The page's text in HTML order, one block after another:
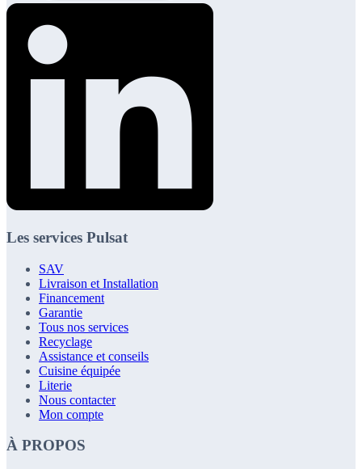
Les services Pulsat
SAV
Livraison et Installation
Financement
Garantie
Tous nos services
Recyclage
Assistance et conseils
Cuisine équipée
Literie
Nous contacter
Mon compte
À PROPOS